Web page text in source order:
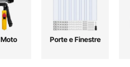
Porte e Finestre